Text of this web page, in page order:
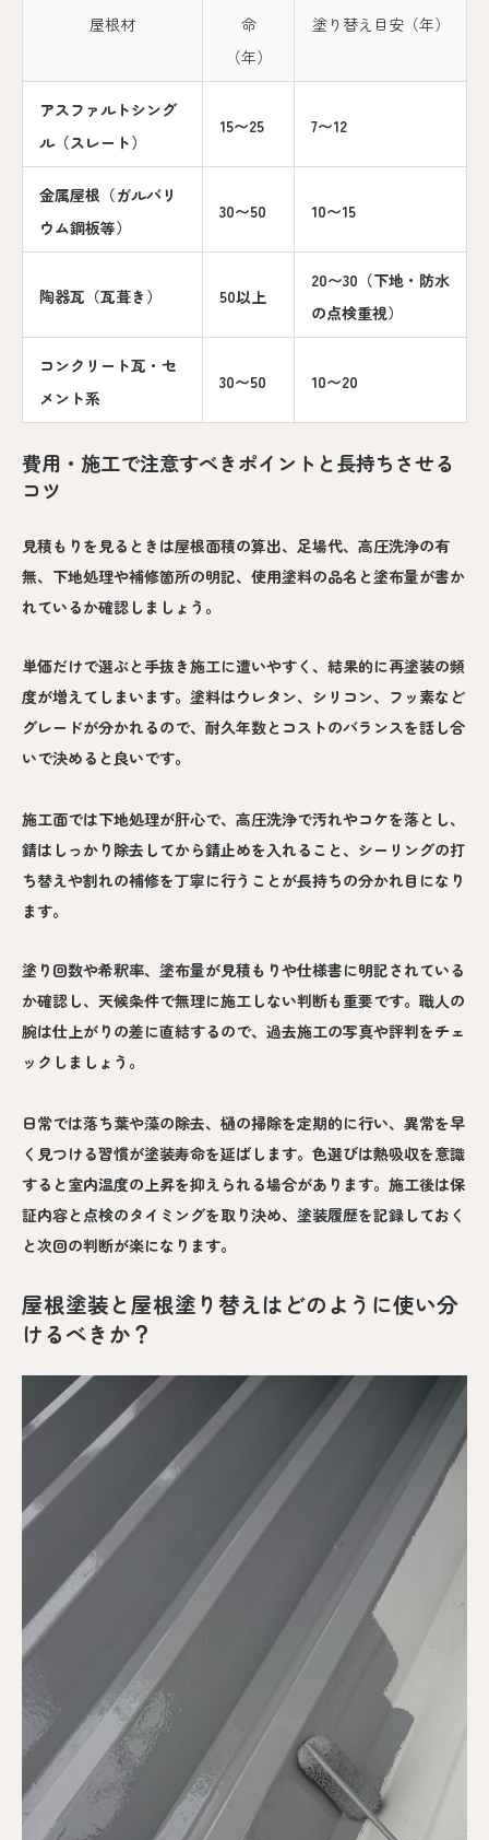
屋根材
命
（年）
塗り替え目安（年）
アスファルトシング
ル（スレート）
15〜25 7〜12
金属屋根（ガルバリ
ウム鋼板等）
30〜50 10〜15
陶器瓦（瓦葺き） 50以上
20〜30（下地・防水
の点検重視）
コンクリート瓦・セ
メント系
30〜50 10〜20
費用・施工で注意すべきポイントと長持ちさせる
コツ
見積もりを見るときは屋根面積の算出、足場代、高圧洗浄の有
無、下地処理や補修箇所の明記、使用塗料の品名と塗布量が書か
れているか確認しましょう。
単価だけで選ぶと手抜き施工に遭いやすく、結果的に再塗装の頻
度が増えてしまいます。塗料はウレタン、シリコン、フッ素など
グレードが分かれるので、耐久年数とコストのバランスを話し合
いで決めると良いです。
施工面では下地処理が肝心で、高圧洗浄で汚れやコケを落とし、
錆はしっかり除去してから錆止めを入れること、シーリングの打
ち替えや割れの補修を丁寧に行うことが長持ちの分かれ目になり
ます。
塗り回数や希釈率、塗布量が見積もりや仕様書に明記されている
か確認し、天候条件で無理に施工しない判断も重要です。職人の
腕は仕上がりの差に直結するので、過去施工の写真や評判をチェ
ックしましょう。
日常では落ち葉や藻の除去、樋の掃除を定期的に行い、異常を早
く見つける習慣が塗装寿命を延ばします。色選びは熱吸収を意識
すると室内温度の上昇を抑えられる場合があります。施工後は保
証内容と点検のタイミングを取り決め、塗装履歴を記録しておく
と次回の判断が楽になります。
屋根塗装と屋根塗り替えはどのように使い分
けるべきか？